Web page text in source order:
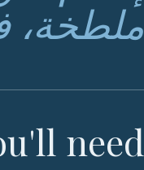
ملطخة،
need.